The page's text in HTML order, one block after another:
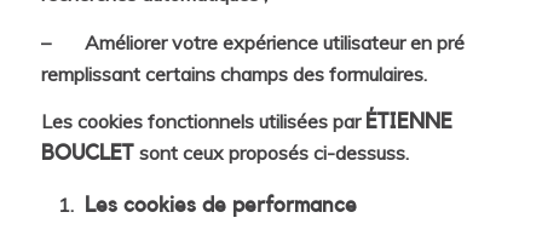
– Améliorer votre expérience utilisateur en pré
remplissant certains champs des formulaires.
Les cookies fonctionnels utilisées par ÉTIENNE
BOUCLET sont ceux proposés ci-dessuss.
Les cookies de performance